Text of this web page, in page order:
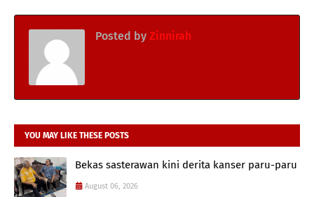
Posted by Zinnirah
YOU MAY LIKE THESE POSTS
Bekas sasterawan kini derita kanser paru-paru
August 06, 2026